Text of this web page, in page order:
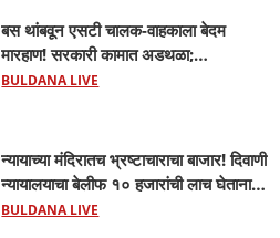
बस थांबवून एसटी चालक-वाहकाला बेदम
मारहाण! सरकारी कामात अडथळा;
प्रवाशांसमोर धिंगाणा घालणाऱ्या तिघांविरुद्ध
BULDANA LIVE
न्यायाच्या मंदिरातच भ्रष्टाचाराचा बाजार! दिवाणी
न्यायालयाचा बेलीफ १० हजारांची लाच घेताना
एसीबीच्या जाळ्यात; मेहकरात खळबळ!
BULDANA LIVE